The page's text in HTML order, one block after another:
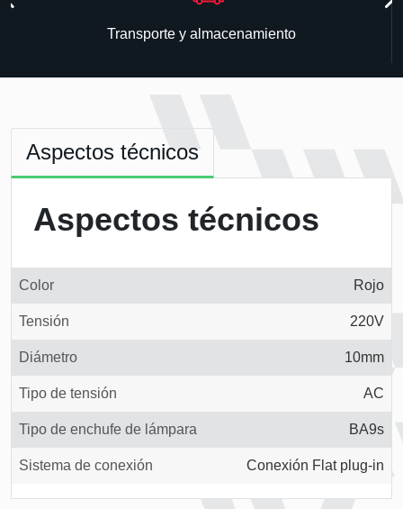
Transporte y almacenamiento
Aspectos técnicos
Aspectos técnicos
Color Rojo
Tensión 220V
Diámetro 10mm
Tipo de tensión AC
Tipo de enchufe de lámpara BA9s
Sistema de conexión Conexión Flat plug-in